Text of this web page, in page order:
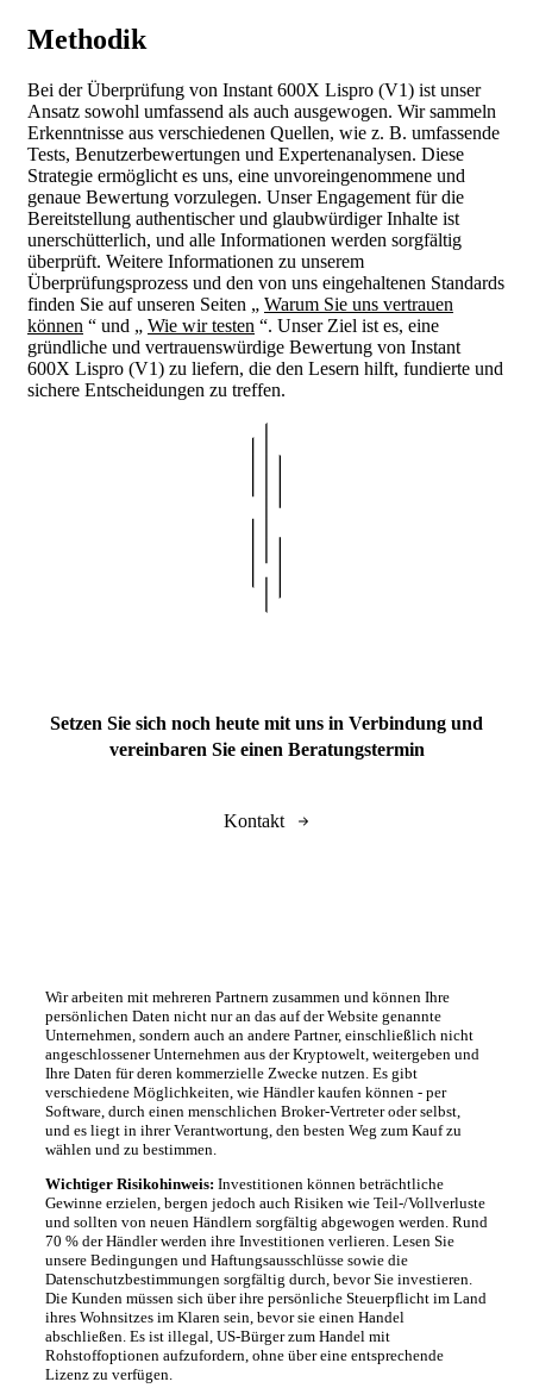
Methodik
Bei der Überprüfung von Instant 600X Lispro (V1) ist unser
Ansatz sowohl umfassend als auch ausgewogen. Wir sammeln
Erkenntnisse aus verschiedenen Quellen, wie z. B. umfassende
Tests, Benutzerbewertungen und Expertenanalysen. Diese
Strategie ermöglicht es uns, eine unvoreingenommene und
genaue Bewertung vorzulegen. Unser Engagement für die
Bereitstellung authentischer und glaubwürdiger Inhalte ist
unerschütterlich, und alle Informationen werden sorgfältig
überprüft. Weitere Informationen zu unserem
Überprüfungsprozess und den von uns eingehaltenen Standards
finden Sie auf unseren Seiten „ Warum Sie uns vertrauen
können “ und „ Wie wir testen “. Unser Ziel ist es, eine
gründliche und vertrauenswürdige Bewertung von Instant
600X Lispro (V1) zu liefern, die den Lesern hilft, fundierte und
sichere Entscheidungen zu treffen.
Setzen Sie sich noch heute mit uns in Verbindung und
vereinbaren Sie einen Beratungstermin
Kontakt
Wir arbeiten mit mehreren Partnern zusammen und können Ihre
persönlichen Daten nicht nur an das auf der Website genannte
Unternehmen, sondern auch an andere Partner, einschließlich nicht
angeschlossener Unternehmen aus der Kryptowelt, weitergeben und
Ihre Daten für deren kommerzielle Zwecke nutzen. Es gibt
verschiedene Möglichkeiten, wie Händler kaufen können - per
Software, durch einen menschlichen Broker-Vertreter oder selbst,
und es liegt in ihrer Verantwortung, den besten Weg zum Kauf zu
wählen und zu bestimmen.
Wichtiger Risikohinweis: Investitionen können beträchtliche
Gewinne erzielen, bergen jedoch auch Risiken wie Teil-/Vollverluste
und sollten von neuen Händlern sorgfältig abgewogen werden. Rund
70 % der Händler werden ihre Investitionen verlieren. Lesen Sie
unsere Bedingungen und Haftungsausschlüsse sowie die
Datenschutzbestimmungen sorgfältig durch, bevor Sie investieren.
Die Kunden müssen sich über ihre persönliche Steuerpflicht im Land
ihres Wohnsitzes im Klaren sein, bevor sie einen Handel
abschließen. Es ist illegal, US-Bürger zum Handel mit
Rohstoffoptionen aufzufordern, ohne über eine entsprechende
Lizenz zu verfügen.